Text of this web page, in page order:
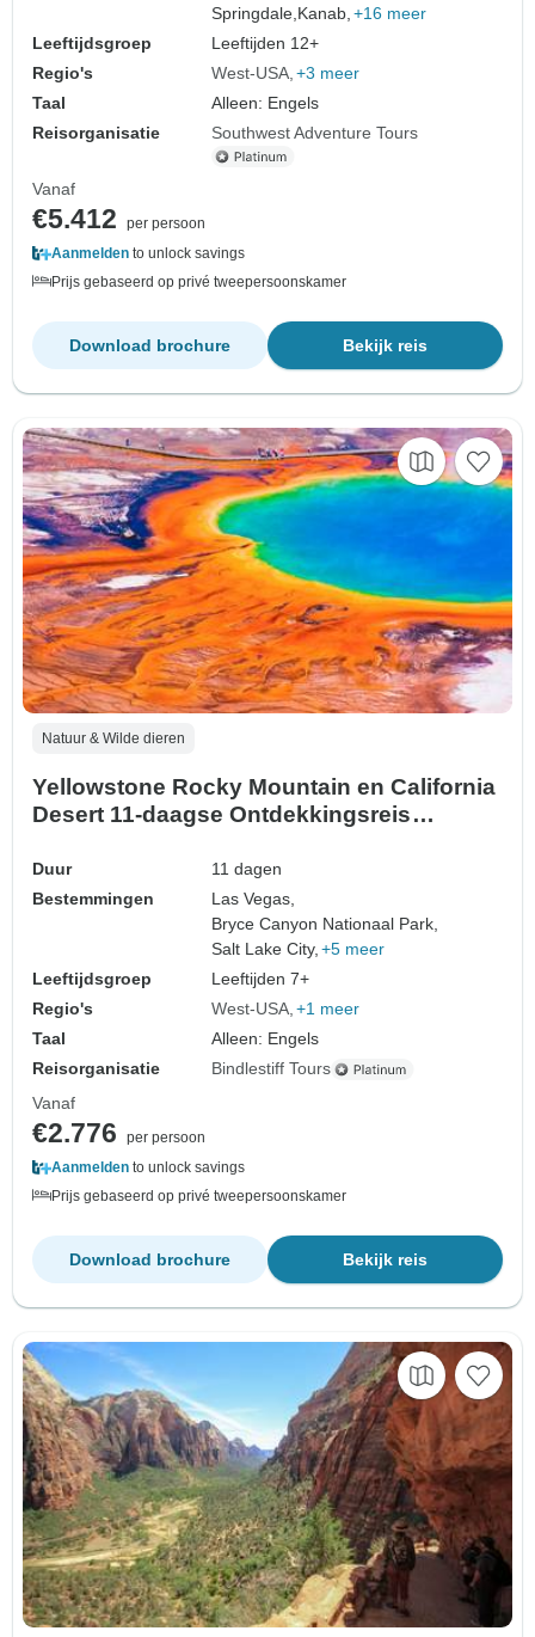
Springdale, Kanab, +16 meer
Leeftijdsgroep
Leeftijden 12+
Regio's
West-USA +3 meer
Taal
Alleen: Engels
Reisorganisatie
Southwest Adventure Tours
Vanaf
€5.412
per persoon
Aanmelden to unlock savings
Prijs gebaseerd op privé tweepersoonskamer
Bekijk reis
Download brochure
Natuur & Wilde dieren
Yellowstone Rocky Mountain en California
Desert 11-daagse Ontdekkingsreis
Duur
11 dagen
Bestemmingen
Las Vegas,
Bryce Canyon Nationaal Park,
Salt Lake City, +5 meer
Leeftijdsgroep
Leeftijden 7+
Regio's
West-USA +1 meer
Taal
Alleen: Engels
Reisorganisatie
Bindlestiff Tours
Vanaf
€2.776
per persoon
Aanmelden to unlock savings
Prijs gebaseerd op privé tweepersoonskamer
Bekijk reis
Download brochure